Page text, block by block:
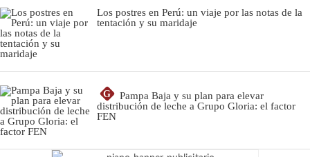
Los postres en Perú: un viaje por las notas de la
tentación y su maridaje
G
Pampa Baja y su plan para elevar
distribución de leche a Grupo Gloria: el factor
FEN